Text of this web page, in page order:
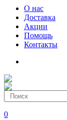
О нас
Доставка
Акции
Помощь
Контакты
0